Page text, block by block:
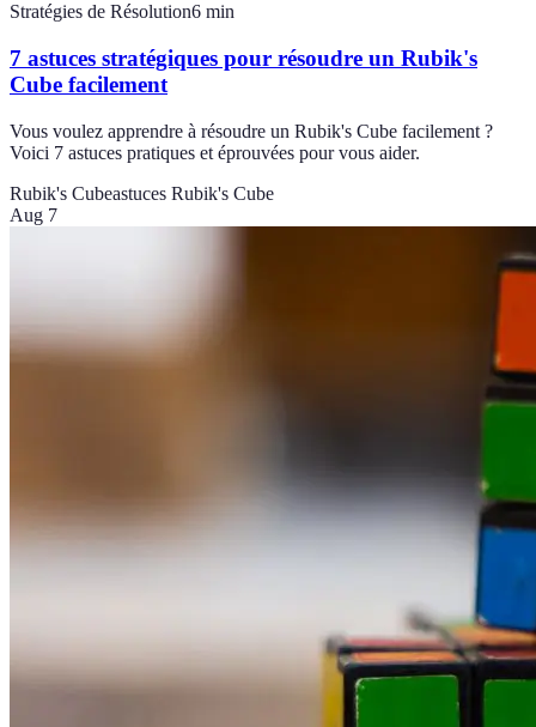
Stratégies de Résolution6 min
7 astuces stratégiques pour résoudre un Rubik's
Cube facilement
Vous voulez apprendre à résoudre un Rubik's Cube facilement ?
Voici 7 astuces pratiques et éprouvées pour vous aider.
Rubik's Cubeastuces Rubik's Cube
Aug 7